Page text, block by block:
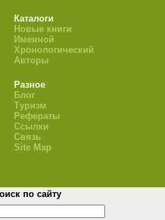
Каталоги
Новые книги
Именной
Хронологический
Авторы
Разное
Блог
Туризм
Рефераты
Ссылки
Связь
Site Map
по сайту